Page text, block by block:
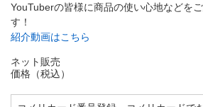
YouTuberの皆様に商品の使い心地などを
す！
紹介動画はこちら
ネット販売
価格（税込）